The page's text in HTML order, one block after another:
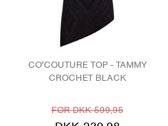
CO'COUTURE TOP - TAMMY
CROCHET BLACK
FØR DKK 599,95